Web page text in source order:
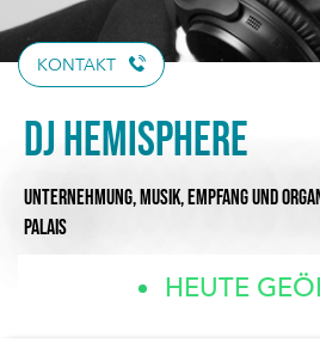
KONTAKT
DJ HEMISPHERE
UNTERNEHMUNG,MUSIK,EMPFANG UND
PALAIS
HEUTE